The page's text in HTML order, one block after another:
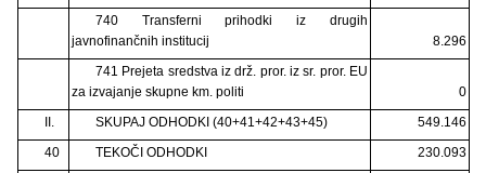
740 Transferni prihodki iz drugih
javnofinančnih institucij
8.296
741 Prejeta sredstva iz drž. pror. iz sr. pror. EU
za izvajanje skupne km. politi
0
II.
SKUPAJ ODHODKI (40+41+42+43+45)
549.146
40
TEKOČI ODHODKI
230.093